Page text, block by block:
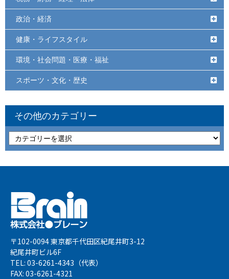
政治・経済
健康・ライフスタイル
環境・社会問題・医療・福祉
スポーツ・文化・歴史
その他のカテゴリー
〒102-0094 東京都千代田区紀尾井町3-12
紀尾井町ビル6F
TEL: 03-6261-4343（代表）
FAX: 03-6261-4321